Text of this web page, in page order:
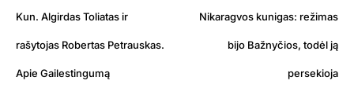
Kun. Algirdas Toliatas ir
rašytojas Robertas Petrauskas.
Apie Gailestingumą
Nikaragvos kunigas: režimas
bijo Bažnyčios, todėl ją
persekioja